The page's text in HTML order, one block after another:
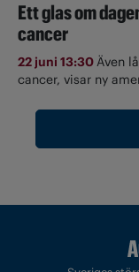
Ett glas om
cancer
22 juni 13:30Även
cancer, visar ny